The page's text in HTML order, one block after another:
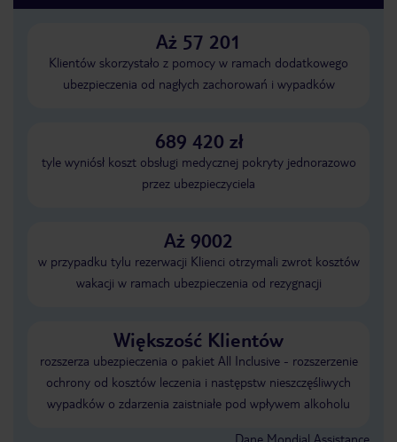
Aż 57 201
Klientów skorzystało z pomocy w ramach dodatkowego
ubezpieczenia od nagłych zachorowań i wypadków
689 420 zł
tyle wyniósł koszt obsługi medycznej pokryty jednorazowo
przez ubezpieczyciela
Aż 9002
w przypadku tylu rezerwacji Klienci otrzymali zwrot kosztów
wakacji w ramach ubezpieczenia od rezygnacji
Większość Klientów
rozszerza ubezpieczenia o pakiet All Inclusive - rozszerzenie
ochrony od kosztów leczenia i następstw nieszczęśliwych
wypadków o zdarzenia zaistniałe pod wpływem alkoholu
Dane Mondial Assistance